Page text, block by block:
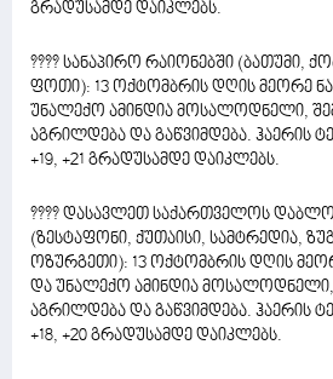
გრადუსამდე დაიკლებს.
???? სანაპირო რაიონებში (ბათუმი,
ფოთი): 13 ოქტომბრის დღის მეორე
უნალექო ამინდია მოსალოდნელი,
აგრილდება და გაწვიმდება. ჰაერის
+19, +21 გრადუსამდე დაიკლებს.
???? დასავლეთ საქართველოს
(ზესტაფონი, ქუთაისი, სამტრედია,
ოზურგეთი): 13 ოქტომბრის დღის
და უნალექო ამინდია მოსალოდნელი,
აგრილდება და გაწვიმდება. ჰაერის
+18, +20 გრადუსამდე დაიკლებს.